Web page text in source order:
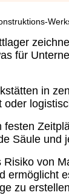
für
in
Säule
von
ermöglicht
zu